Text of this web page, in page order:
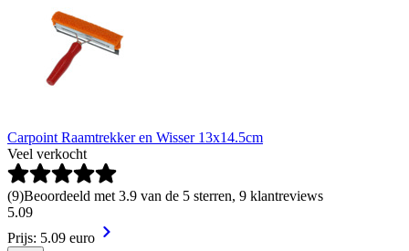
Carpoint Raamtrekker en Wisser 13x14.5cm
Veel verkocht
(9)Beoordeeld met 3.9 van de 5 sterren, 9 klantreviews
5.09
Prijs: 5.09 euro